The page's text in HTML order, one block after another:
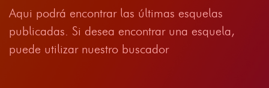
Aqui podrá encontrar las últimas esquelas
publicadas. Si desea encontrar una esquela,
puede utilizar nuestro buscador